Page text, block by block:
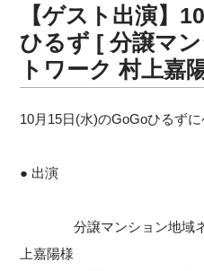
【ゲスト出演】
ひるず [ 分譲マ
トワーク 村上嘉
10月15日(水)のGoGoひるずに
● 出演
分譲マンション地域ネ
上嘉陽様